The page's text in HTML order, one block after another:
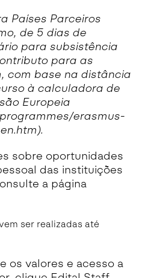
Países Parceiros
de 5 dias de
para subsistência
para as
com base na distância
à calculadora de
Europeia
erasmus-
sobre oportunidades
das instituições
a página
ser realizadas até
os valores e acesso a